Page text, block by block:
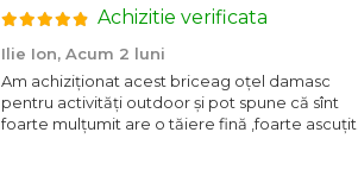
Achizitie verificata
Ilie Ion, Acum 2 luni
Am achiziționat acest briceag oțel damasc
pentru activități outdoor și pot spune că sînt
foarte mulțumit are o tăiere fină ,foarte ascuțit